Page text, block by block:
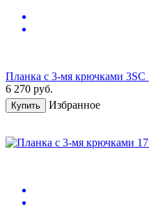
Планка с 3-мя крючками 3SC
6 270 руб.
Купить Избранное